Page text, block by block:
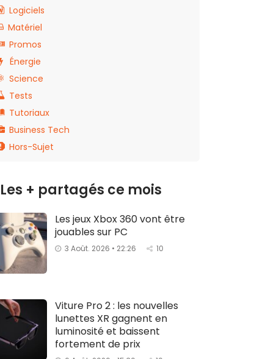
Logiciels
Matériel
Promos
Énergie
Science
Tests
Tutoriaux
Business Tech
Hors-Sujet
Les + partagés ce mois
Les jeux Xbox 360 vont être
jouables sur PC
3 Août. 2026 • 22:26 10
Viture Pro 2 : les nouvelles
lunettes XR gagnent en
luminosité et baissent
fortement de prix